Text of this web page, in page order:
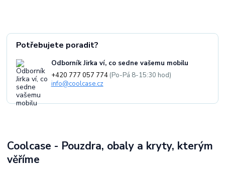
Potřebujete poradit?
Odborník Jirka ví, co sedne vašemu mobilu
+420 777 057 774 (Po-Pá 8-15:30 hod)
info@coolcase.cz
Coolcase - Pouzdra, obaly a kryty, kterým
věříme